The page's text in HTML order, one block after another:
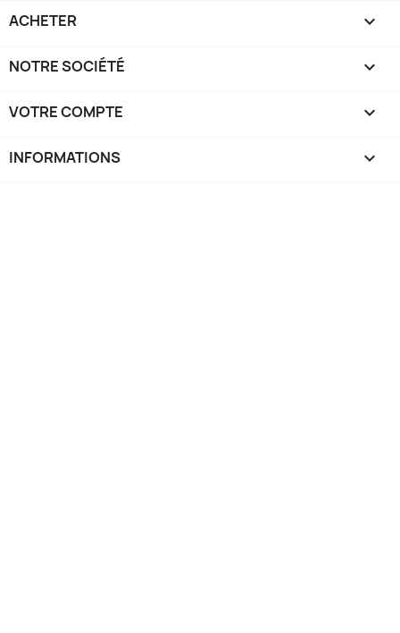
ACHETER 
NOTRE SOCIÉTÉ 
VOTRE COMPTE 
INFORMATIONS keyboard_arrow_down